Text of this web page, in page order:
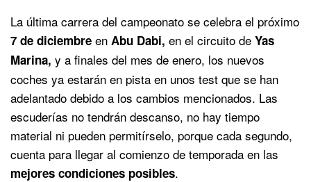
La última carrera del campeonato se celebra el próximo
7 de diciembre en Abu Dabi, en el circuito de Yas
Marina, y a finales del mes de enero, los nuevos
coches ya estarán en pista en unos test que se han
adelantado debido a los cambios mencionados. Las
escuderías no tendrán descanso, no hay tiempo
material ni pueden permitírselo, porque cada segundo,
cuenta para llegar al comienzo de temporada en las
mejores condiciones posibles.